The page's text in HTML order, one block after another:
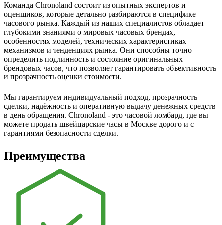
Команда Chronoland состоит из опытных экспертов и
оценщиков, которые детально разбираются в специфике
часового рынка. Каждый из наших специалистов обладает
глубокими знаниями о мировых часовых брендах,
особенностях моделей, технических характеристиках
механизмов и тенденциях рынка. Они способны точно
определить подлинность и состояние оригинальных
брендовых часов, что позволяет гарантировать объективность
и прозрачность оценки стоимости.
Мы гарантируем индивидуальный подход, прозрачность
сделки, надёжность и оперативную выдачу денежных средств
в день обращения. Chronoland - это часовой ломбард, где вы
можете продать швейцарские часы в Москве дорого и с
гарантиями безопасности сделки.
Преимущества